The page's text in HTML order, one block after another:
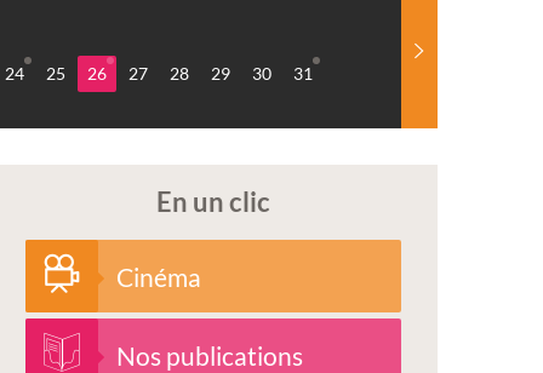
24 25 26 27 28 29 30 31
En un clic
Cinéma
Nos publications